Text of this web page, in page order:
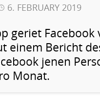
6. FEBRUARY 2019
geriet
einem Bericht
jenen
Monat.